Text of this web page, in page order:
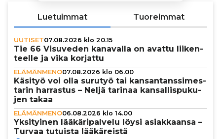
Luetuimmat Tuoreimmat
UUTISET07.08.2026 klo 20.15
Tie 66 Visuveden kanavalla on avattu lii­ken­
teelle ja vika korjattu
ELÄMÄNMENO07.08.2026 klo 06.00
Käsityö voi olla surutyö tai kan­san­tans­si­mes­
ta­rin harrastus – Neljä tarinaa kan­sal­lis­pu­ku­
jen takaa
ELÄMÄNMENO06.08.2026 klo 14.00
Yksi­tyi­nen lää­kä­ri­pal­velu löysi asi­ak­kaansa –
Turvaa tutuista lää­kä­reistä